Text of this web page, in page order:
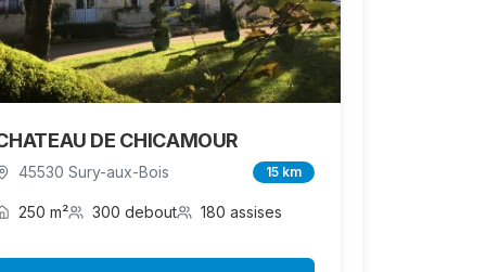
DE CHICAMOUR
45530 Sury-aux-Bois 15 km
250 m² 300 debout 180 assises